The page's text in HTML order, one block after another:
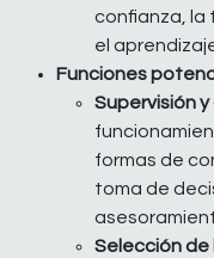
confianza, la
el
Funciones
Supervisión
formas de
toma de
Selección de